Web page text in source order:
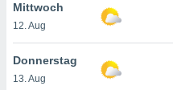
finden
. Sie
jederzeit
Mittwoch
12. Aug
Donnerstag
13. Aug